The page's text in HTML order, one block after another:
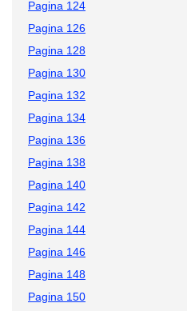
Pagina 124
Pagina 126
Pagina 128
Pagina 130
Pagina 132
Pagina 134
Pagina 136
Pagina 138
Pagina 140
Pagina 142
Pagina 144
Pagina 146
Pagina 148
Pagina 150